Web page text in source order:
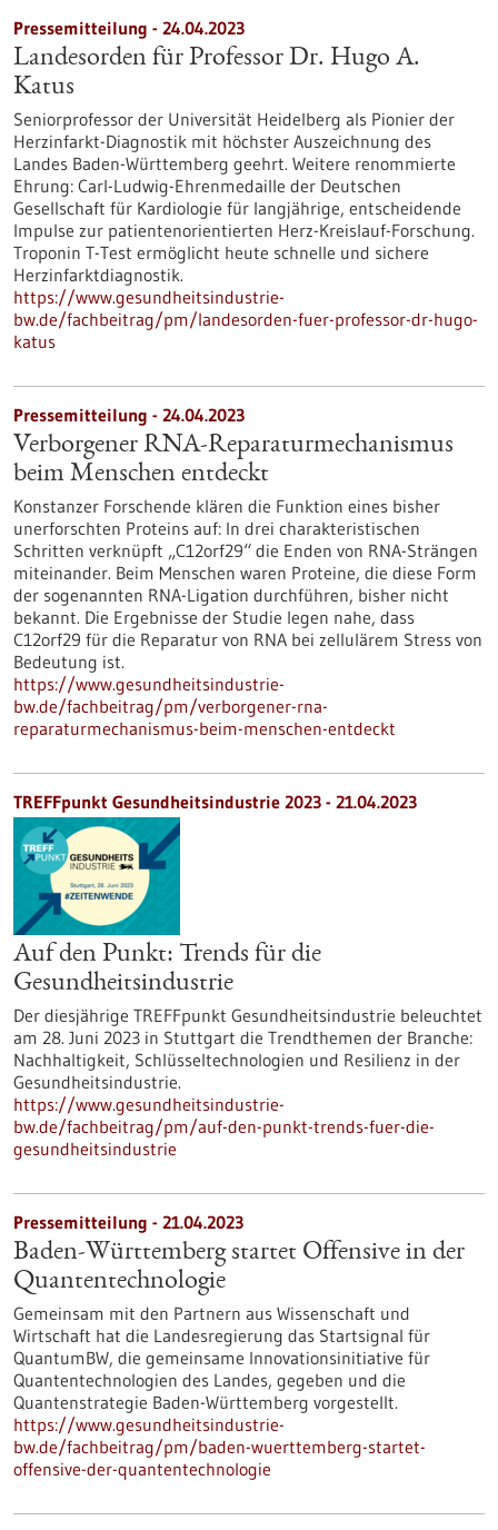
Pressemitteilung - 24.04.2023
Landesorden für Professor Dr. Hugo A.
Katus
Seniorprofessor der Universität Heidelberg als Pionier der
Herzinfarkt-Diagnostik mit höchster Auszeichnung des
Landes Baden-Württemberg geehrt. Weitere renommierte
Ehrung: Carl-Ludwig-Ehrenmedaille der Deutschen
Gesellschaft für Kardiologie für langjährige, entscheidende
Impulse zur patientenorientierten Herz-Kreislauf-Forschung.
Troponin T-Test ermöglicht heute schnelle und sichere
Herzinfarktdiagnostik.
https://www.gesundheitsindustrie-
bw.de/fachbeitrag/pm/landesorden-fuer-professor-dr-hugo-
katus
Pressemitteilung - 24.04.2023
Verborgener RNA-Reparaturmechanismus
beim Menschen entdeckt
Konstanzer Forschende klären die Funktion eines bisher
unerforschten Proteins auf: In drei charakteristischen
Schritten verknüpft „C12orf29“ die Enden von RNA-Strängen
miteinander. Beim Menschen waren Proteine, die diese Form
der sogenannten RNA-Ligation durchführen, bisher nicht
bekannt. Die Ergebnisse der Studie legen nahe, dass
C12orf29 für die Reparatur von RNA bei zellulärem Stress von
Bedeutung ist.
https://www.gesundheitsindustrie-
bw.de/fachbeitrag/pm/verborgener-rna-
reparaturmechanismus-beim-menschen-entdeckt
TREFFpunkt Gesundheitsindustrie 2023 - 21.04.2023
Auf den Punkt: Trends für die
Gesundheitsindustrie
Der diesjährige TREFFpunkt Gesundheitsindustrie beleuchtet
am 28. Juni 2023 in Stuttgart die Trendthemen der Branche:
Nachhaltigkeit, Schlüsseltechnologien und Resilienz in der
Gesundheitsindustrie.
https://www.gesundheitsindustrie-
bw.de/fachbeitrag/pm/auf-den-punkt-trends-fuer-die-
gesundheitsindustrie
Pressemitteilung - 21.04.2023
Baden-Württemberg startet Offensive in der
Quantentechnologie
Gemeinsam mit den Partnern aus Wissenschaft und
Wirtschaft hat die Landesregierung das Startsignal für
QuantumBW, die gemeinsame Innovationsinitiative für
Quantentechnologien des Landes, gegeben und die
Quantenstrategie Baden-Württemberg vorgestellt.
https://www.gesundheitsindustrie-
bw.de/fachbeitrag/pm/baden-wuerttemberg-startet-
offensive-der-quantentechnologie